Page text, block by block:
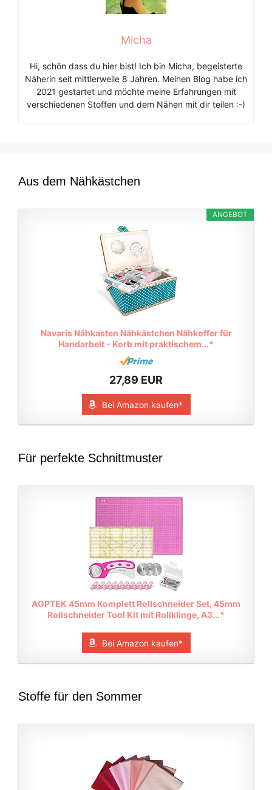
Micha
Hi, schön dass du hier bist! Ich bin Micha, begeisterte
Näherin seit mittlerweile 8 Jahren. Meinen Blog habe ich
2021 gestartet und möchte meine Erfahrungen mit
verschiedenen Stoffen und dem Nähen mit dir teilen :-)
Aus dem Nähkästchen
ANGEBOT
Navaris Nähkasten Nähkästchen Nähkoffer für
Handarbeit - Korb mit praktischem...*
27,89 EUR
Bei Amazon kaufen*
Für perfekte Schnittmuster
AGPTEK 45mm Komplett Rollschneider Set, 45mm
Rollschneider Tool Kit mit Rollklinge, A3...*
Bei Amazon kaufen*
Stoffe für den Sommer